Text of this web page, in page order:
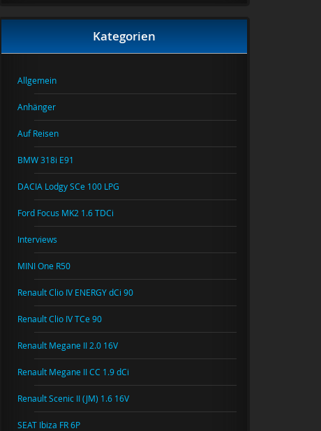
Kategorien
Allgemein
Anhänger
Auf Reisen
BMW 318i E91
DACIA Lodgy SCe 100 LPG
Ford Focus MK2 1.6 TDCi
Interviews
MINI One R50
Renault Clio IV ENERGY dCi 90
Renault Clio IV TCe 90
Renault Megane II 2.0 16V
Renault Megane II CC 1.9 dCi
Renault Scenic II (JM) 1.6 16V
SEAT Ibiza FR 6P